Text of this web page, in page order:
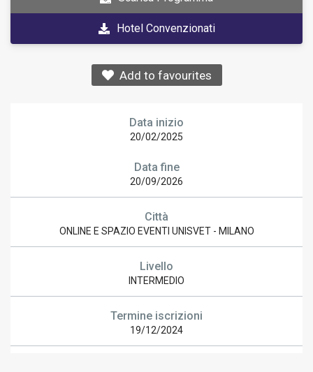
Data inizio
20/02/2025
Data fine
20/09/2026
Città
ONLINE E SPAZIO EVENTI UNISVET - MILANO
Livello
INTERMEDIO
Termine iscrizioni
19/12/2024
Hotel Convenzionati
Add to favourites